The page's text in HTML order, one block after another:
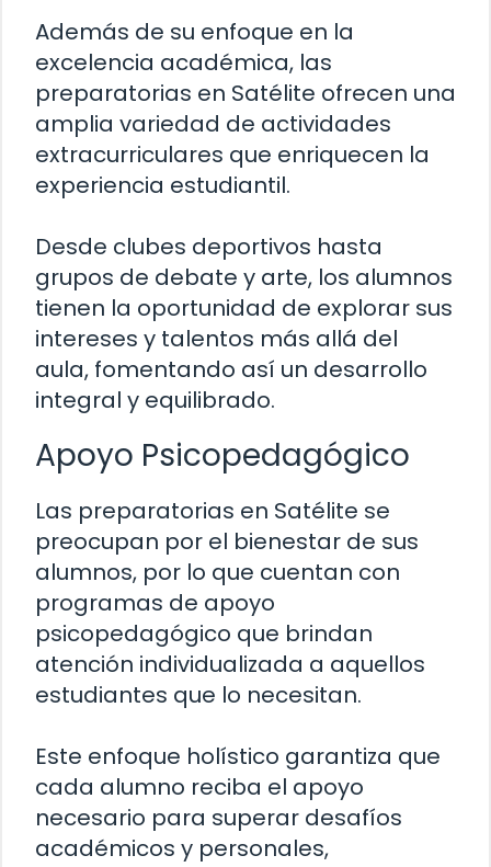
Además de su enfoque en la
excelencia académica, las
preparatorias en Satélite ofrecen una
amplia variedad de actividades
extracurriculares que enriquecen la
experiencia estudiantil.
Desde clubes deportivos hasta
grupos de debate y arte, los alumnos
tienen la oportunidad de explorar sus
intereses y talentos más allá del
aula, fomentando así un desarrollo
integral y equilibrado.
Apoyo Psicopedagógico
Las preparatorias en Satélite se
preocupan por el bienestar de sus
alumnos, por lo que cuentan con
programas de apoyo
psicopedagógico que brindan
atención individualizada a aquellos
estudiantes que lo necesitan.
Este enfoque holístico garantiza que
cada alumno reciba el apoyo
necesario para superar desafíos
académicos y personales,